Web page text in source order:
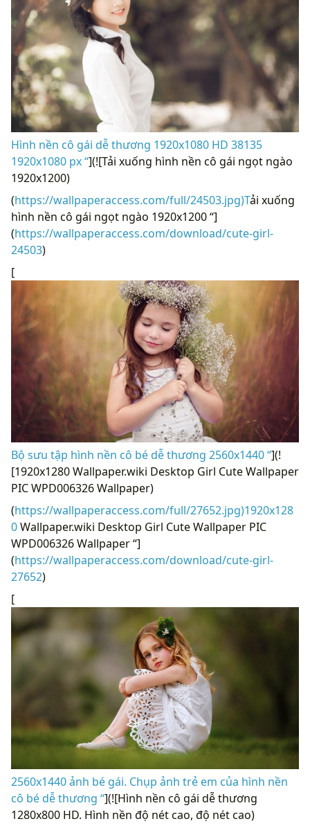
Hình nền cô gái dễ thương 1920x1080 HD 38135
1920x1080 px “](![Tải xuống hình nền cô gái ngọt ngào
1920x1200)
(https://wallpaperaccess.com/full/24503.jpg)Tải xuống
hình nền cô gái ngọt ngào 1920x1200 “]
(https://wallpaperaccess.com/download/cute-girl-
24503)
[
Bộ sưu tập hình nền cô bé dễ thương 2560x1440 “](!
[1920x1280 Wallpaper.wiki Desktop Girl Cute Wallpaper
PIC WPD006326 Wallpaper)
(https://wallpaperaccess.com/full/27652.jpg)1920x128
0Wallpaper.wiki Desktop Girl Cute Wallpaper PIC
WPD006326 Wallpaper “]
(https://wallpaperaccess.com/download/cute-girl-
27652)
[
2560x1440 ảnh bé gái. Chụp ảnh trẻ em của hình nền
cô bé dễ thương “](![Hình nền cô gái dễ thương
1280x800 HD. Hình nền độ nét cao, độ nét cao)